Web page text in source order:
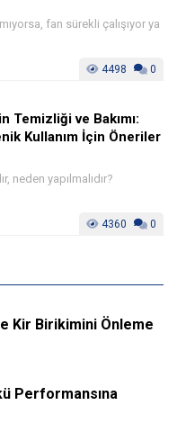
fan sürekli çalışıyor ya
4498 0
Temizliği ve Bakımı:
Kullanım İçin Öneriler
neden yapılmalıdır?
4360 0
Kir Birikimini Önleme
Performansına